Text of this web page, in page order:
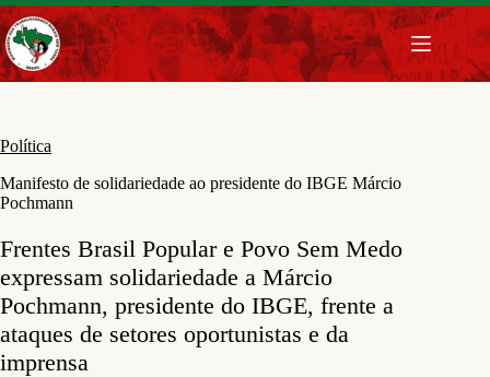
Pular
para
o
conteúdo
Política
Manifesto de solidariedade ao presidente do IBGE Márcio
Pochmann
Frentes Brasil Popular e Povo Sem Medo
expressam solidariedade a Márcio
Pochmann, presidente do IBGE, frente a
ataques de setores oportunistas e da
imprensa